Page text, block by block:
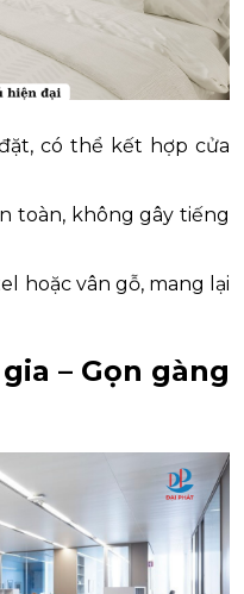
có thể kết hợp cửa
toàn, không gây tiếng
hoặc vân gỗ, mang lại
– Gọn gàng